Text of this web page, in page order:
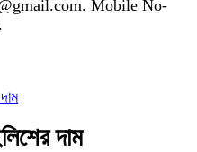
Mobile No-
দাম